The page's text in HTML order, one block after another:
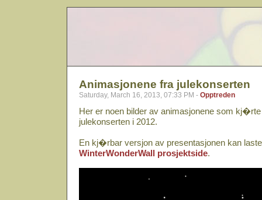
Animasjonene fra julekonserten
Saturday, March 16, 2013, 07:33 PM - Opptreden
Her er noen bilder av animasjonene som
julekonserten i 2012.
En kj�rbar versjon av presentasjonen kan
WinterWonderWall prosjektside.